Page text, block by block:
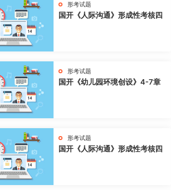
形考试题
国开《人际沟通》形成性考核四
形考试题
国开《幼儿园环境创设》4-7章
形考试题
国开《人际沟通》形成性考核四